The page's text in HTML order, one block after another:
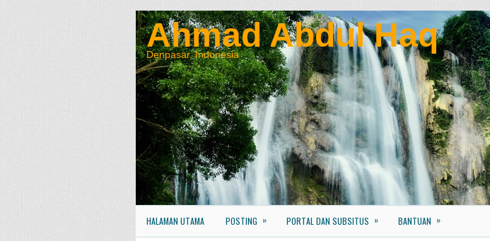
Ahmad Abdul Haq
Denpasar, Indonesia
HALAMAN UTAMA POSTING » PORTAL DAN SUBSITUS » BANTUAN »